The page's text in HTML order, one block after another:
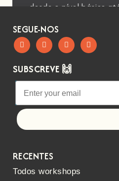
desde o nível básico
SEGUE-NOS
SUBSCREVE 🙌
RECENTES
Todos workshops